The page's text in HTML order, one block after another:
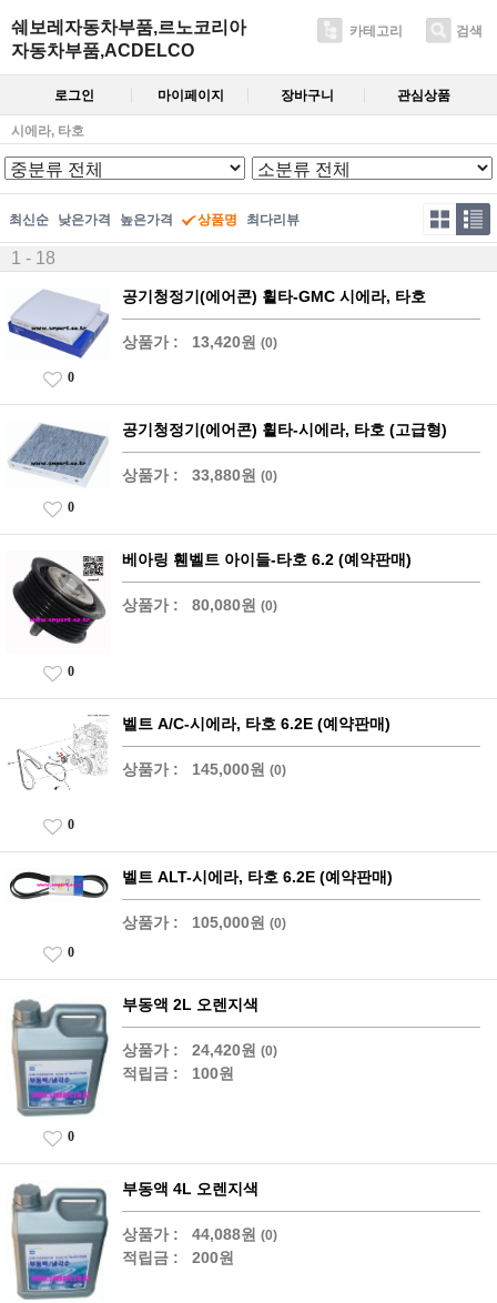
쉐보레자동차부품,르노코리아
자동차부품,ACDELCO
카테고리 검색
로그인 마이페이지 장바구니 관심상품
시에라, 타호
최신순 낮은가격 높은가격 상품명 최다리뷰
1 - 18
공기청정기(에어콘) 휠타-GMC 시에라, 타호
상품가 : 13,420원 (0)
0
공기청정기(에어콘) 휠타-시에라, 타호 (고급형)
상품가 : 33,880원 (0)
0
베아링 휀벨트 아이들-타호 6.2 (예약판매)
상품가 : 80,080원 (0)
0
벨트 A/C-시에라, 타호 6.2E (예약판매)
상품가 : 145,000원 (0)
0
벨트 ALT-시에라, 타호 6.2E (예약판매)
상품가 : 105,000원 (0)
0
부동액 2L 오렌지색
상품가 : 24,420원 (0)
적립금 : 100원
0
부동액 4L 오렌지색
상품가 : 44,088원 (0)
적립금 : 200원